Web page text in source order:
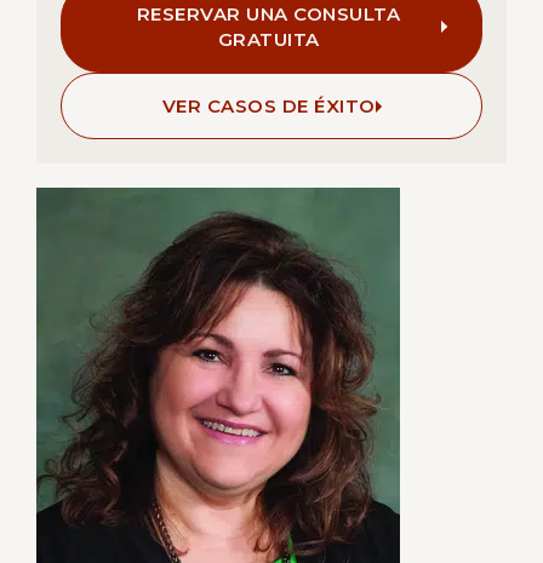
RESERVAR UNA CONSULTA
GRATUITA
VER CASOS DE ÉXITO